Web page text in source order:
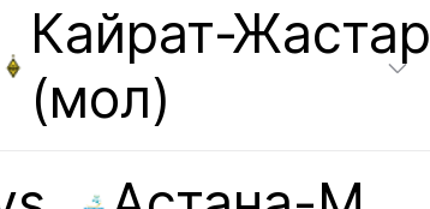
Кайрат-Жастар
(мол)